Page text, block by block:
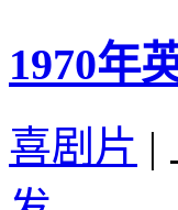
1970年
喜剧片 |